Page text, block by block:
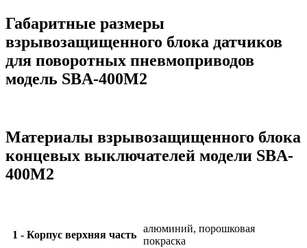
Габаритные размеры
взрывозащищенного блока датчиков
для поворотных пневмоприводов
модель SBA-400M2
Материалы взрывозащищенного блока
концевых выключателей модели SBA-
400M2
1 - Корпус верхняя часть
алюминий, порошковая
покраска